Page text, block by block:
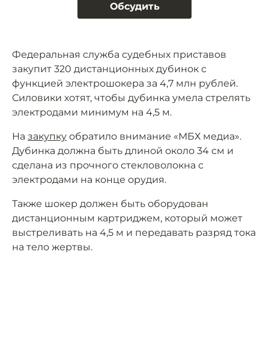
Обсудить
Федеральная служба судебных приставов
закупит 320 дистанционных дубинок с
функцией электрошокера за 4,7 млн рублей.
Силовики хотят, чтобы дубинка умела стрелять
электродами минимум на 4,5 м.
На закупку обратило внимание «МБХ медиа».
Дубинка должна быть длиной около 34 см и
сделана из прочного стекловолокна с
электродами на конце орудия.
Также шокер должен быть оборудован
дистанционным картриджем, который может
выстреливать на 4,5 м и передавать разряд тока
на тело жертвы.